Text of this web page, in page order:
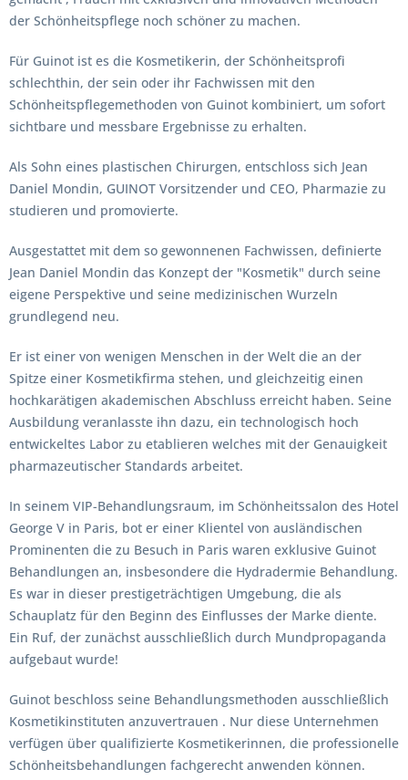
der Schönheitspflege noch schöner zu machen.
Für Guinot ist es die Kosmetikerin, der Schönheitsprofi
schlechthin, der sein oder ihr Fachwissen mit den
Schönheitspflegemethoden von Guinot kombiniert, um sofort
sichtbare und messbare Ergebnisse zu erhalten.
Als Sohn eines plastischen Chirurgen, entschloss sich Jean
Daniel Mondin, GUINOT Vorsitzender und CEO, Pharmazie zu
studieren und promovierte.
Ausgestattet mit dem so gewonnenen Fachwissen, definierte
Jean Daniel Mondin das Konzept der "Kosmetik" durch seine
eigene Perspektive und seine medizinischen Wurzeln
grundlegend neu.
Er ist einer von wenigen Menschen in der Welt die an der
Spitze einer Kosmetikfirma stehen, und gleichzeitig einen
hochkarätigen akademischen Abschluss erreicht haben. Seine
Ausbildung veranlasste ihn dazu, ein technologisch hoch
entwickeltes Labor zu etablieren welches mit der Genauigkeit
pharmazeutischer Standards arbeitet.
In seinem VIP-Behandlungsraum, im Schönheitssalon des Hotel
George V in Paris, bot er einer Klientel von ausländischen
Prominenten die zu Besuch in Paris waren exklusive Guinot
Behandlungen an, insbesondere die Hydradermie Behandlung.
Es war in dieser prestigeträchtigen Umgebung, die als
Schauplatz für den Beginn des Einflusses der Marke diente.
Ein Ruf, der zunächst ausschließlich durch Mundpropaganda
aufgebaut wurde!
Guinot beschloss seine Behandlungsmethoden ausschließlich
Kosmetikinstituten anzuvertrauen . Nur diese Unternehmen
verfügen über qualifizierte Kosmetikerinnen, die professionelle
Schönheitsbehandlungen fachgerecht anwenden können.